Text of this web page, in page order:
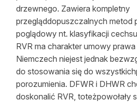
drzewnego. Zawiera kompletny
przegląddopuszczalnych metod
poglądowy nt. klasyfikacji
RVR ma charakter umowy
Niemczech niejest jednak
do stosowania się do
porozumienia. DFWR i DHWR
doskonalić RVR, toteżpowołały